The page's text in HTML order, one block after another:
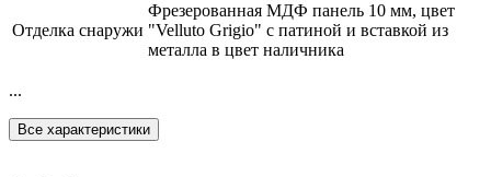
Отделка снаружи
Фрезерованная МДФ панель 10 мм, цвет
"Velluto Grigio" с патиной и вставкой из
металла в цвет наличника
...
Все характеристики